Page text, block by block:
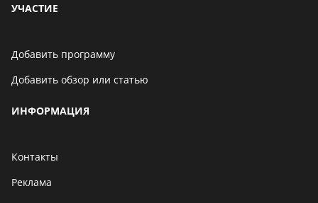
УЧАСТИЕ
Добавить программу
Добавить обзор или статью
ИНФОРМАЦИЯ
Контакты
Реклама